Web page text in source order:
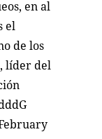
en al
el
de los
líder del